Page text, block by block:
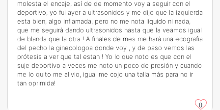
molesta el encaje, así de de momento voy a seguir con el
deportivo, yo fui ayer a ultrasonidos y me dijo que la izquierda
esta bien, algo inflamada, pero no me nota líquido ni nada,
que me seguirà dando ultrasonidos hasta que la veamos igual
de blanda que la otra ! A finales de mes me hará una ecografia
del pecho la ginecologoa donde voy , y de paso vemos las
prótesis a ver que tal estan ! Yo lo que noto es que con el
suje deportivo a veces me noto un poco de presión y cuando
me lo quito me alivio, igual me cojo una talla más para no ir
tan oprimida!
0